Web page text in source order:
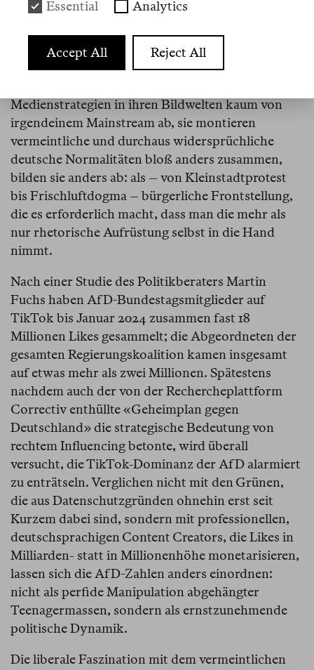
Ein solches Du, so vertrauenerweckend wie
konfrontativ in seiner Banalität, ist von
Politiker:innen anderer Parteien im Moment nicht
Medienstrategien in ihren Bildwelten kaum von
irgendeinem Mainstream ab, sie montieren
vermeintliche und durchaus widersprüchliche
deutsche Normalitäten bloß anders zusammen,
bilden sie anders ab: als – von Kleinstadtprotest
bis Frischluftdogma – bürgerliche Frontstellung,
die es erforderlich macht, dass man die mehr als
nur rhetorische Aufrüstung selbst in die Hand
nimmt.
Nach einer Studie des Politikberaters Martin
Fuchs haben AfD-Bundestagsmitglieder auf
TikTok bis Januar 2024 zusammen fast 18
Millionen Likes gesammelt; die Abgeordneten der
gesamten Regierungskoalition kamen insgesamt
auf etwas mehr als zwei Millionen. Spätestens
nachdem auch der von der Rechercheplattform
Correctiv enthüllte «Geheimplan gegen
Deutschland» die strategische Bedeutung von
rechtem Influencing betonte, wird überall
versucht, die TikTok-Dominanz der AfD alarmiert
zu enträtseln. Verglichen nicht mit den Grünen,
die aus Datenschutzgründen ohnehin erst seit
Kurzem dabei sind, sondern mit professionellen,
deutschsprachigen Content Creators, die Likes in
Milliarden- statt in Millionenhöhe monetarisieren,
lassen sich die AfD-Zahlen anders einordnen:
nicht als perfide Manipulation abgehängter
Teenagermassen, sondern als ernstzunehmende
politische Dynamik.
Die liberale Faszination mit dem vermeintlichen
Essential Analytics
Accept All Reject All